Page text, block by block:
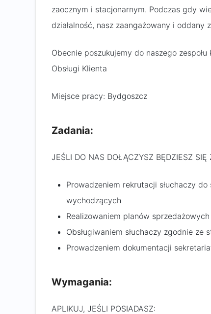
zaocznym i stacjonarnym. Podczas gdy
działalność, nasz zaangażowany i oddany
Obecnie poszukujemy do naszego
Obsługi Klienta
Miejsce pracy: Bydgoszcz
Zadania:
JEŚLI DO NAS DOŁĄCZYSZ BĘDZIESZ SIĘ
Prowadzeniem rekrutacji słuchaczy
wychodzących
Realizowaniem planów sprzedażowych
Obsługiwaniem słuchaczy zgodnie ze
Prowadzeniem dokumentacji
Wymagania:
APLIKUJ, JEŚLI POSIADASZ: